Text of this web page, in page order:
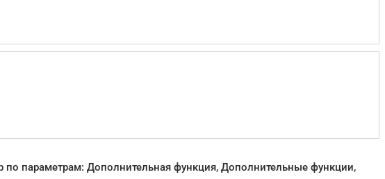
по параметрам: Дополнительная функция, Дополнительные функции,